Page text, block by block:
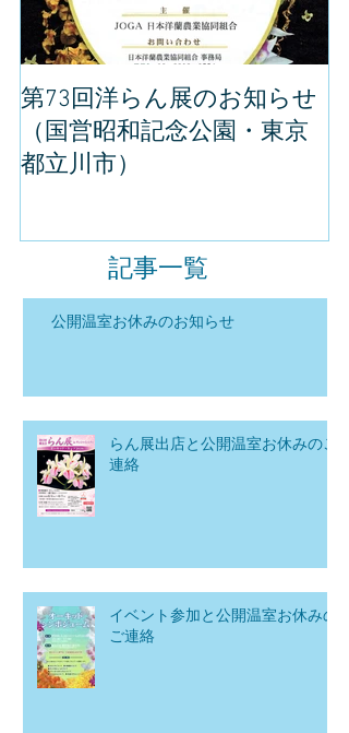
第73回洋らん展のお知らせ
（国営昭和記念公園・東京
都立川市）
記事一覧
公開温室お休みのお知らせ
らん展出店と公開温室お休みのご
連絡
イベント参加と公開温室お休みの
ご連絡